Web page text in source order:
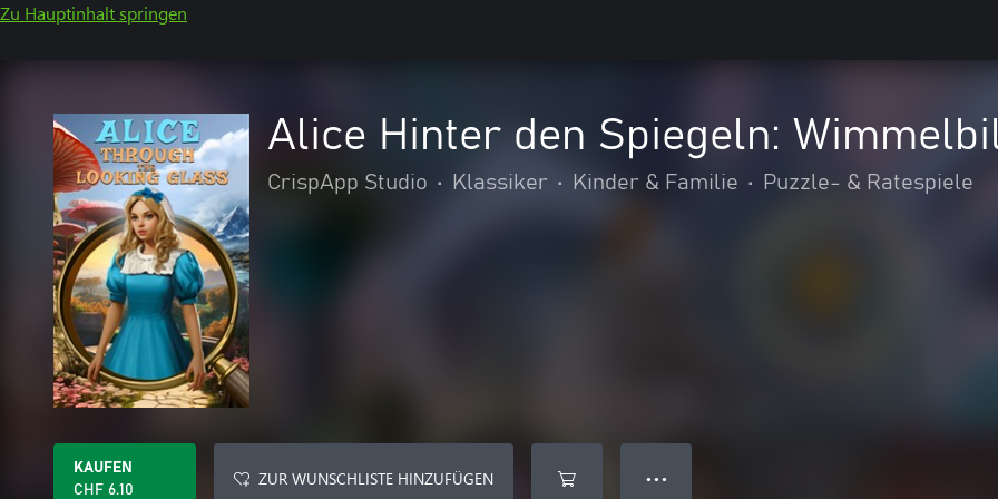
Zu Hauptinhalt springen
Alice Hinter den Spiegeln:
CrispApp Studio • Klassiker • Kinder & Familie • Puzzle- & Ratespiele
KAUFEN
CHF 6.10
ZUR WUNSCHLISTE HINZUFÜGEN ● ● ●